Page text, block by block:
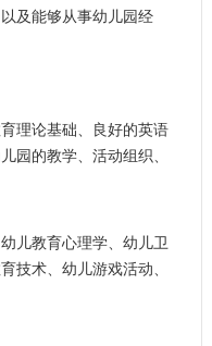
及能够从事幼儿园经
理论基础、良好的英语
园的教学、活动组织、
教育心理学、幼儿卫
技术、幼儿游戏活动、